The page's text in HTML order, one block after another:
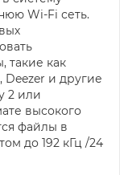
Wi-Fi сеть.
такие как
Deezer и другие
2 или
высокого
файлы в
до 192 кГц /24